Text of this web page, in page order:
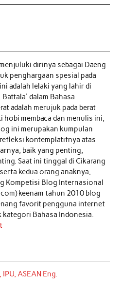
dirinya sebagai Daeng
penghargaan spesial pada
adalah lelaki yang lahir di
dalam Bahasa
adalah merujuk pada berat
hobi membaca dan menulis ini,
ini merupakan kumpulan
kontemplatifnya atas
baik yang penting,
Saat ini tinggal di Cikarang
kedua orang anaknya,
Kompetisi Blog Internasional
keenam tahun 2010 blog
favorit pengguna internet
Bahasa Indonesia.
ASEAN Eng.